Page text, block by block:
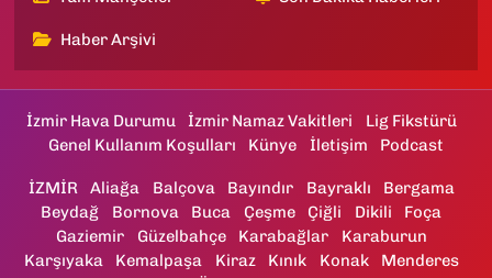
Haber Arşivi
İzmir Hava Durumu İzmir Namaz Vakitleri
Lig Fikstürü
Genel Kullanım Koşulları
Künye İletişim Podcast
İZMİR Aliağa Balçova Bayındır Bayraklı
Bergama
Beydağ
Bornova Buca Çeşme Çiğli Dikili
Foça
Gaziemir
Güzelbahçe Karabağlar
Karaburun
Karşıyaka
Kemalpaşa Kiraz Kınık Konak
Menderes